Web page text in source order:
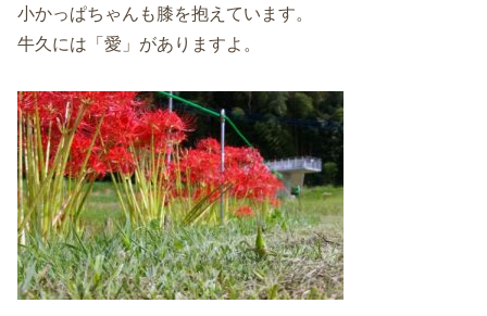
小かっぱちゃんも膝を抱えています。
牛久には「愛」がありますよ。